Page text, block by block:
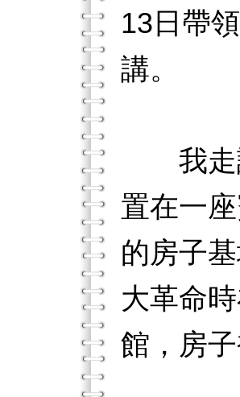
13日帶
講。
我走訪
置在一
的房子
大革命
館，房